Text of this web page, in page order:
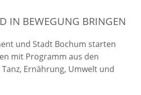
IN BEWEGUNG BRINGEN
und Stadt Bochum starten
mit Programm aus den
Ernährung, Umwelt und